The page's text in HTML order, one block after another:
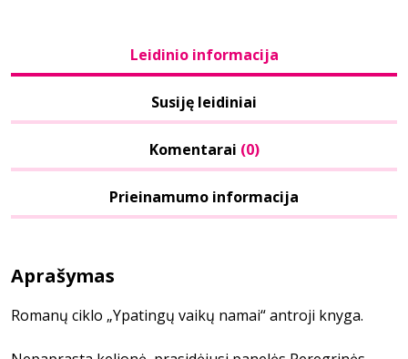
Leidinio informacija
Susiję leidiniai
Komentarai (0)
Prieinamumo informacija
Aprašymas
Romanų ciklo „Ypatingų vaikų namai“ antroji knyga.